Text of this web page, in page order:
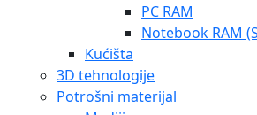
PC RAM
Notebook RAM
Kućišta
3D tehnologije
Potrošni materijal